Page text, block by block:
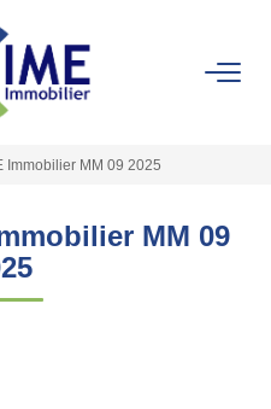
Client
Immobilier MM 09 2025
MM 09